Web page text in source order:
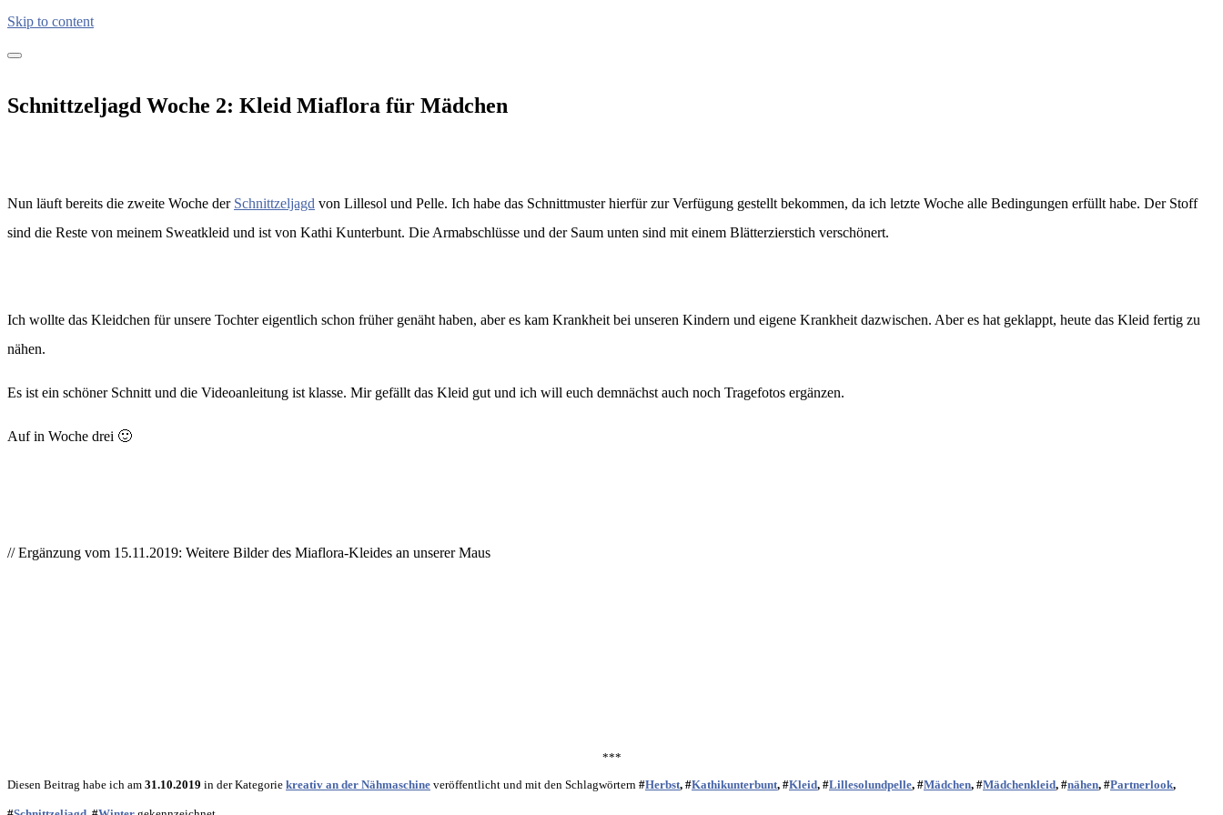
Skip to content
Schnittzeljagd Woche 2: Kleid Miaflora für Mädchen
Nun läuft bereits die zweite Woche der Schnittzeljagd von Lillesol und Pelle. Ich habe das Schnittmuster hierfür zur Verfügung gestellt bekommen, da ich letzte Woche alle Bedingungen erfüllt habe. Der Stoff
sind die Reste von meinem Sweatkleid und ist von Kathi Kunterbunt. Die Armabschlüsse und der Saum unten sind mit einem Blätterzierstich verschönert.
Ich wollte das Kleidchen für unsere Tochter eigentlich schon früher genäht haben, aber es kam Krankheit bei unseren Kindern und eigene Krankheit dazwischen. Aber es hat geklappt, heute das Kleid fertig zu
nähen.
Es ist ein schöner Schnitt und die Videoanleitung ist klasse. Mir gefällt das Kleid gut und ich will euch demnächst auch noch Tragefotos ergänzen.
Auf in Woche drei 🙂
// Ergänzung vom 15.11.2019: Weitere Bilder des Miaflora-Kleides an unserer Maus
***
Diesen Beitrag habe ich am 31.10.2019 in der Kategorie kreativ an der Nähmaschine veröffentlicht und mit den Schlagwörtern #Herbst, #Kathikunterbunt, #Kleid, #Lillesolundpelle, #Mädchen, #Mädchenkleid, #nähen, #Partnerlook,